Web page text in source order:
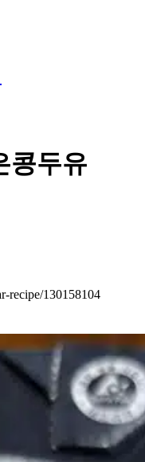
콩두유
recipe/130158104